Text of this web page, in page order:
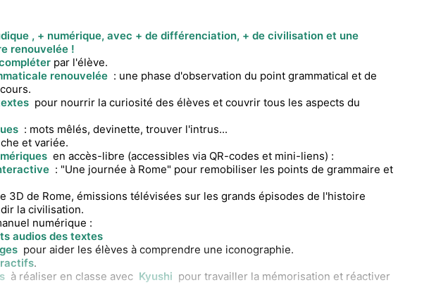
, + numérique, avec + de différenciation, + de civilisation et une
renouvelée !
par l'élève.
renouvelée : une phase d'observation du point grammatical et de
pour nourrir la curiosité des élèves et couvrir tous les aspects du
: mots mêlés, devinette, trouver l'intrus...
et variée.
en accès-libre (accessibles via QR-codes et mini-liens) :
: "Une journée à Rome" pour remobiliser les points de grammaire et
3D de Rome, émissions télévisées sur les grands épisodes de l'histoire
la civilisation.
numérique :
audios des textes
pour aider les élèves à comprendre une iconographie.
.
à réaliser en classe avec Kyushi pour travailler la mémorisation et réactiver